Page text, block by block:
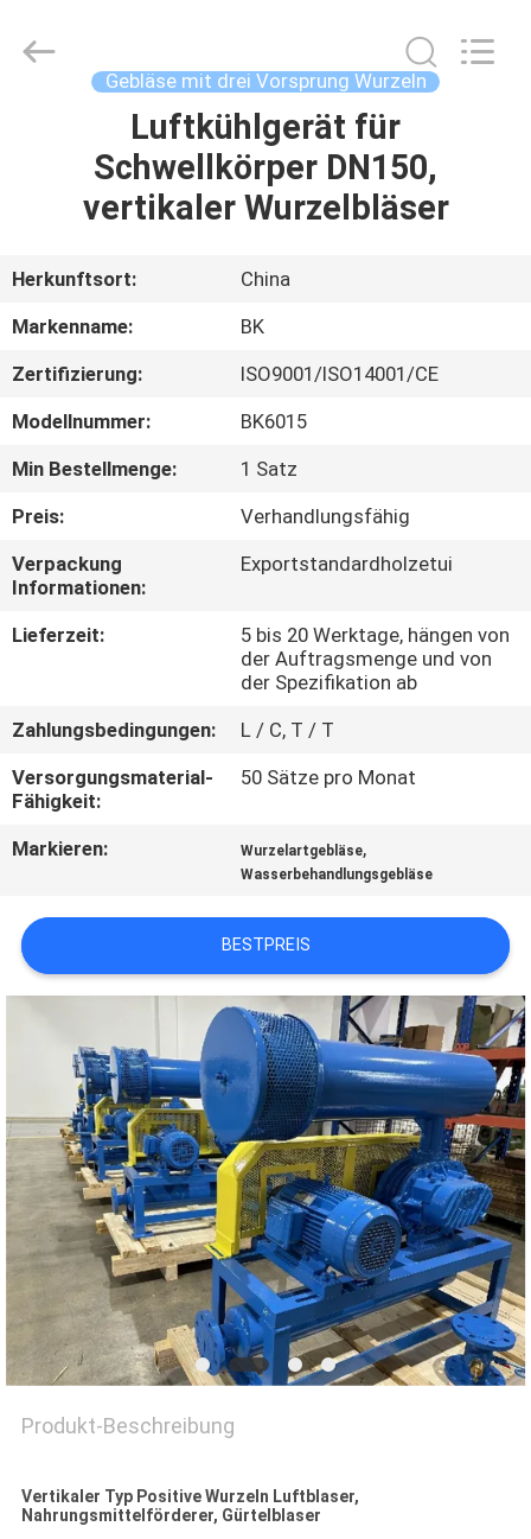
PRODUKTE
VIDEOS
UNS
FABRIK-
AUSFLUG
QUALITÄTSKONTROLLE
MIT
UNS
VERBINDUNG
FORDERN
SIE EIN
ZITAT
COMPANY
NEWS
SITEMAP
PRIVACY
POLICY
Machine
(Jiangsu)
Gebläse mit drei Vorsprung Wurzeln
Luftkühlgerät für
Schwellkörper DN150,
vertikaler Wurzelbläser
Herkunftsort:
China
Markenname:
BK
Zertifizierung:
ISO9001/ISO14001/CE
Modellnummer:
BK6015
Min Bestellmenge:
1 Satz
Preis:
Verhandlungsfähig
Verpackung
Informationen:
Exportstandardholzetui
Lieferzeit:
5 bis 20 Werktage, hängen von
der Auftragsmenge und von
der Spezifikation ab
Zahlungsbedingungen:
L / C, T / T
Versorgungsmaterial-
Fähigkeit:
50 Sätze pro Monat
Markieren: Wurzelartgebläse,
Wasserbehandlungsgebläse
BESTPREIS
Produkt-Beschreibung
Vertikaler Typ Positive Wurzeln Luftblaser,
Nahrungsmittelförderer, Gürtelblaser